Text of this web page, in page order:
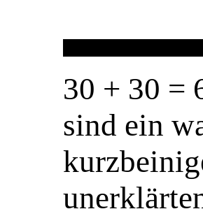
30 + 30 =
sind ein